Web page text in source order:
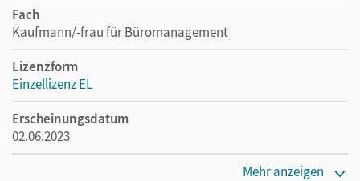
Fach
Kaufmann/-frau für Büromanagement
Lizenzform
Einzellizenz EL
Erscheinungsdatum
02.06.2023
Mehr anzeigen